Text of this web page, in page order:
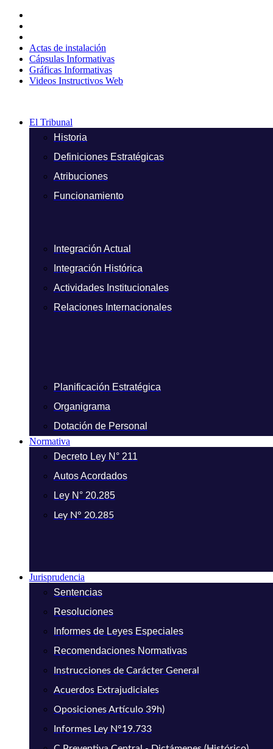
contenido
Actas de instalación
Cápsulas Informativas
Gráficas Informativas
Videos Instructivos Web
El Tribunal
Historia
Definiciones Estratégicas
Atribuciones
Funcionamiento
Integración Actual
Integración Histórica
Actividades Institucionales
Relaciones Internacionales
Planificación Estratégica
Organigrama
Dotación de Personal
Normativa
Decreto Ley N° 211
Autos Acordados
Ley N° 20.285
Ley N° 20.285
Jurisprudencia
Sentencias
Resoluciones
Informes de Leyes Especiales
Recomendaciones Normativas
Instrucciones de Carácter General
Acuerdos Extrajudiciales
Oposiciones Artículo 39h)
Informes Ley N°19.733